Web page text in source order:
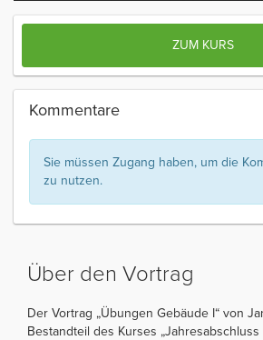
ZUM KURS
Kommentare
Sie müssen Zugang haben, um die
zu nutzen.
Über den Vortrag
Der Vortrag „Übungen Gebäude I“ von
Bestandteil des Kurses